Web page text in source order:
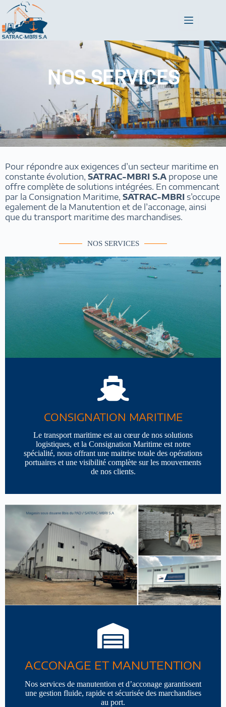
NOS SERVICES
Pour répondre aux exigences d’un secteur maritime en
constante évolution, SATRAC-MBRI S.A propose une
offre complète de solutions intégrées. En commencant
par la Consignation Maritime, SATRAC-MBRI s’occupe
egalement de la Manutention et de l’acconage, ainsi
que du transport maritime des marchandises.
NOS SERVICES
CONSIGNATION MARITIME
Le transport maritime est au cœur de nos solutions
logistiques, et la Consignation Maritime est notre
spécialité, nous offrant une maitrise totale des opérations
portuaires et une visibilité complète sur les mouvements
de nos clients.
ACCONAGE ET MANUTENTION
Nos services de manutention et d’acconage garantissent
une gestion fluide, rapide et sécurisée des marchandises
au port.